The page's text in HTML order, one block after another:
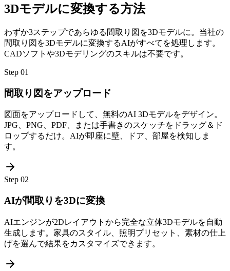
3Dモデルに変換する方法
わずか3ステップであらゆる間取り図を3Dモデルに。当社の
間取り図を3Dモデルに変換するAIがすべてを処理します。
CADソフトや3Dモデリングのスキルは不要です。
Step 01
間取り図をアップロード
図面をアップロードして、無料のAI 3Dモデルをデザイン。
JPG、PNG、PDF、または手書きのスケッチをドラッグ＆ド
ロップするだけ。AIが即座に壁、ドア、部屋を検知しま
す。
Step 02
AIが間取りを3Dに変換
AIエンジンが2Dレイアウトから完全な立体3Dモデルを自動
生成します。家具のスタイル、照明プリセット、素材の仕上
げを選んで結果をカスタマイズできます。